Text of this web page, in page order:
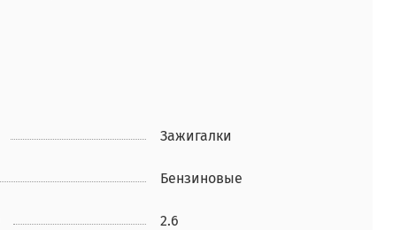
Зажигалки
Бензиновые
2.6